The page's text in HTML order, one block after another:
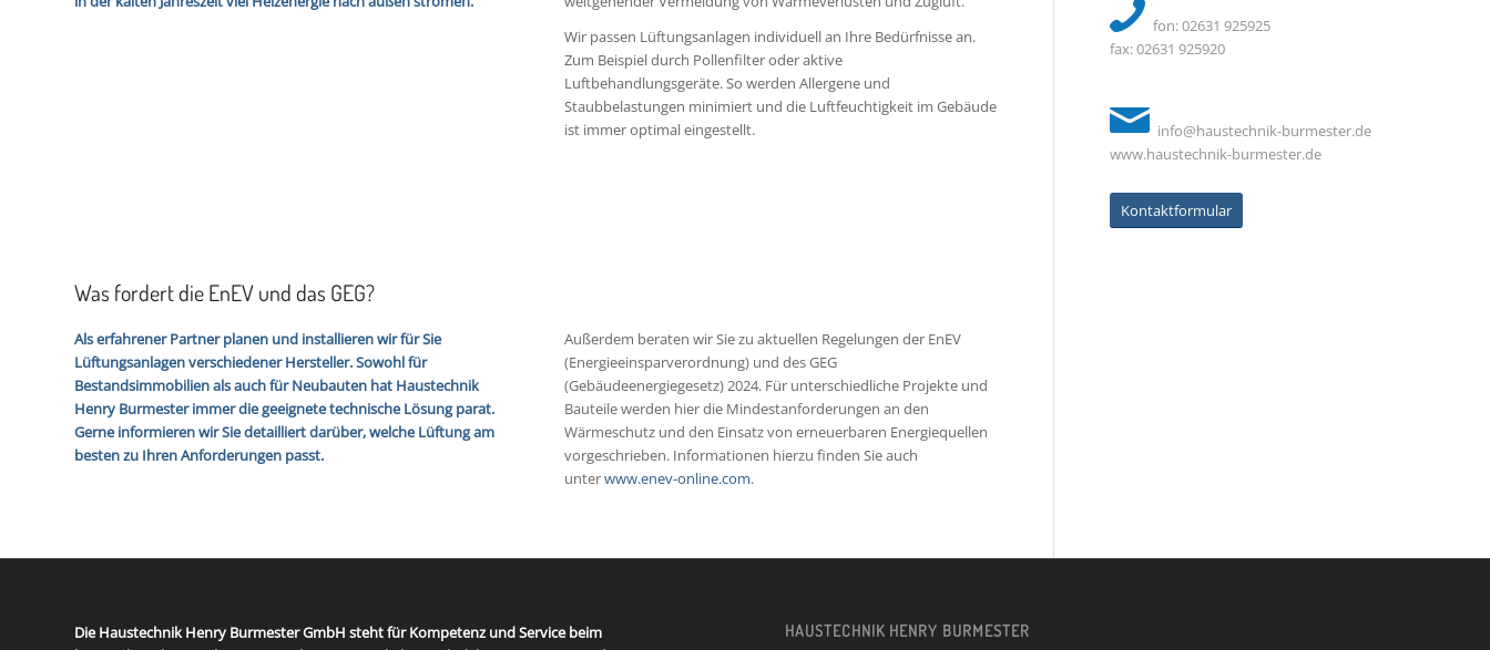
Wir passen Lüftungsanlagen individuell an Ihre Bedürfnisse an.
Zum Beispiel durch Pollenfilter oder aktive
Luftbehandlungsgeräte. So werden Allergene und
Staubbelastungen minimiert und die Luftfeuchtigkeit im Gebäude
ist immer optimal eingestellt.
Was fordert die EnEV und das GEG?
Als erfahrener Partner planen und installieren wir für Sie
Lüftungsanlagen verschiedener Hersteller. Sowohl für
Bestandsimmobilien als auch für Neubauten hat Haus­technik
Henry Burmester immer die geeignete technische Lösung parat.
Gerne informieren wir Sie detailliert darüber, welche Lüftung am
besten zu Ihren Anforderungen passt.
Außerdem beraten wir Sie zu aktuellen Regelungen der EnEV
(Energieeinsparverordnung) und des GEG
(Gebäudeenergiegesetz) 2024. Für unterschiedliche Projekte und
Bauteile werden hier die Mindestanforderungen an den
Wärmeschutz und den Einsatz von erneuerbaren Energiequellen
vorgeschrieben. Informationen hierzu finden Sie auch
unterwww.enev-online.com.
fon: 02631 925925
fax: 02631 925920
info@haustechnik-burmester.de
www.haustechnik-burmester.de
Kontaktformular
Die Haustechnik Henry Burmester GmbH steht für Kompetenz und Service beim
HAUSTECHNIK HENRY BURMESTER